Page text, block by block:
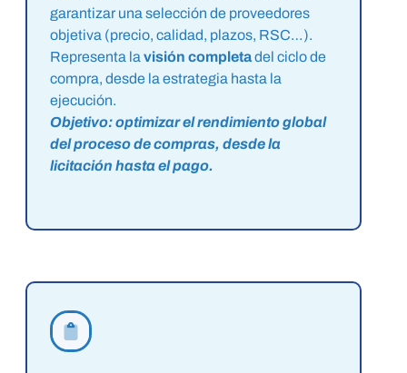
garantizar una selección de proveedores
objetiva (precio, calidad, plazos, RSC…).
Representa la visión completadel ciclo de
compra, desde la estrategia hasta la
ejecución.
Objetivo: optimizar el rendimiento global
del proceso de compras, desde la
licitación hasta el pago.